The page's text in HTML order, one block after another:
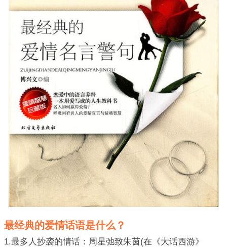
最经典的爱情话语是什么？
1.最多人抄袭的情话：周星弛致朱茵(在《大话西游》